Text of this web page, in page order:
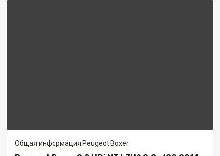
Общая информация Peugeot Boxer